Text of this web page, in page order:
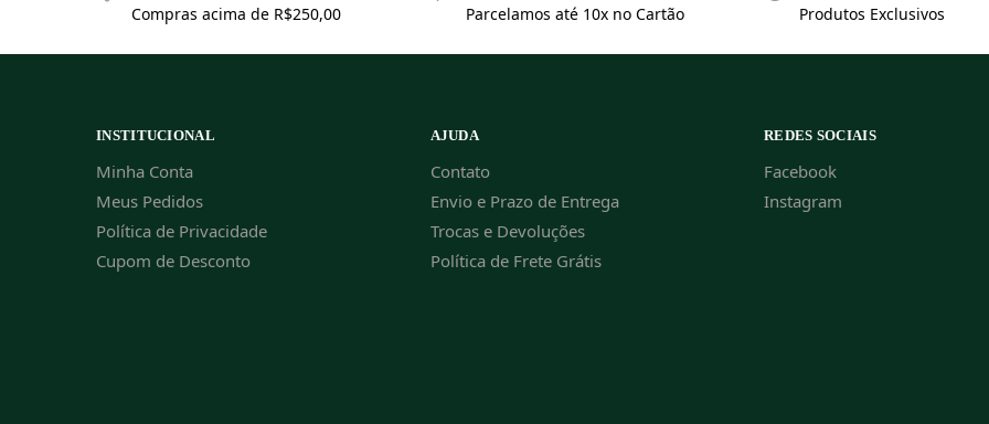
Compras acima de R$250,00 Parcelamos até 10x no Cartão Produtos Exclusivos
INSTITUCIONAL
Minha Conta
Meus Pedidos
Política de Privacidade
Cupom de Desconto
AJUDA
Contato
Envio e Prazo de Entrega
Trocas e Devoluções
Política de Frete Grátis
REDES SOCIAIS
Facebook
Instagram